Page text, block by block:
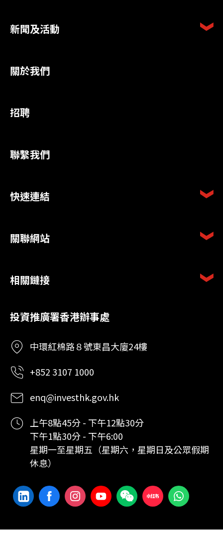
新聞及活動
關於我們
招聘
聯繫我們
快速連結
關聯網站
相關鏈接
投資推廣署香港辦事處
中環紅棉路８號東昌大廈24樓
+852 3107 1000
enq@investhk.gov.hk
上午8點45分 - 下午12點30分
下午1點30分 - 下午6:00
星期一至星期五（星期六，星期日及公眾假期
休息）